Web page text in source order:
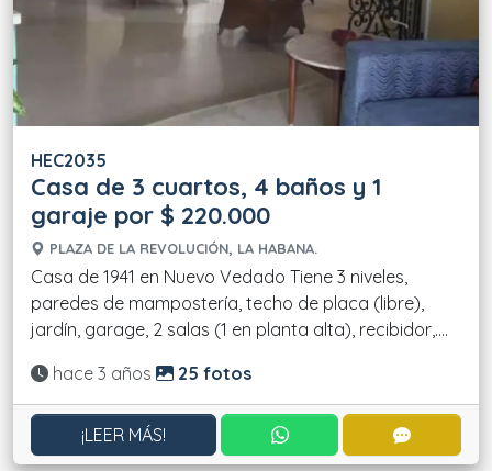
HEC2035
Casa de 3 cuartos, 4 baños y 1
garaje por $ 220.000
PLAZA DE LA REVOLUCIÓN, LA HABANA.
Casa de 1941 en Nuevo Vedado Tiene 3 niveles,
paredes de mampostería, techo de placa (libre),
jardín, garage, 2 salas (1 en planta alta), recibidor,....
Actualizado:
hace 3 años 25 fotos
¡LEER MÁS! CONTACTAR POR